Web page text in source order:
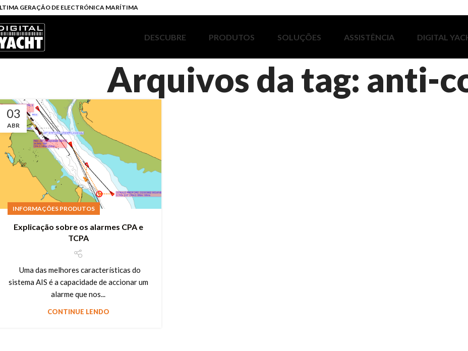
GERAÇÃO DE ELECTRÓNICA MARÍTIMA
DESCUBRE PRODUTOS SOLUÇÕES ASSISTÊNCIA DIGITAL
Arquivos da tag: anti-
03
ABR
INFORMAÇÕES PRODUTOS
Explicação sobre os alarmes CPA e
TCPA
Uma das melhores características do
sistema AIS é a capacidade de accionar um
alarme que nos...
CONTINUE LENDO